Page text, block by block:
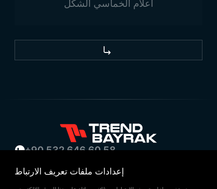
أعلام الخماسي الشكل
+90 532 646 60 58
+90 532 577 60 57
إعدادات ملفات تعريف الارتباط